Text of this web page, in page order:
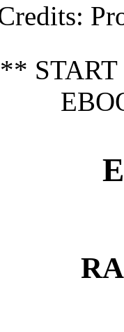
:
START